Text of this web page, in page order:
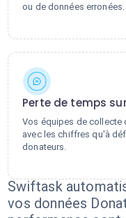
ou de données erronées.
Perte de temps
Vos équipes de collecte
avec les chiffres qu'à
donateurs.
Swiftask
vos données